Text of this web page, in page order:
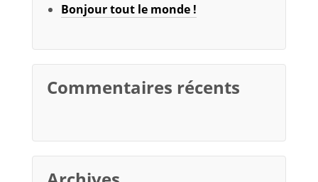
Bonjour tout le monde !
Commentaires récents